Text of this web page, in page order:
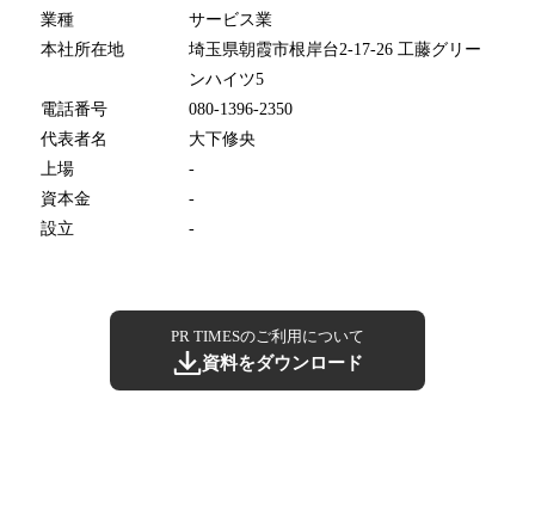
業種
サービス業
本社所在地
埼玉県朝霞市根岸台2-17-26 工藤グリー
ンハイツ5
電話番号
080-1396-2350
代表者名
大下修央
上場
-
資本金
-
設立
-
PR TIMESのご利用について
資料をダウンロード